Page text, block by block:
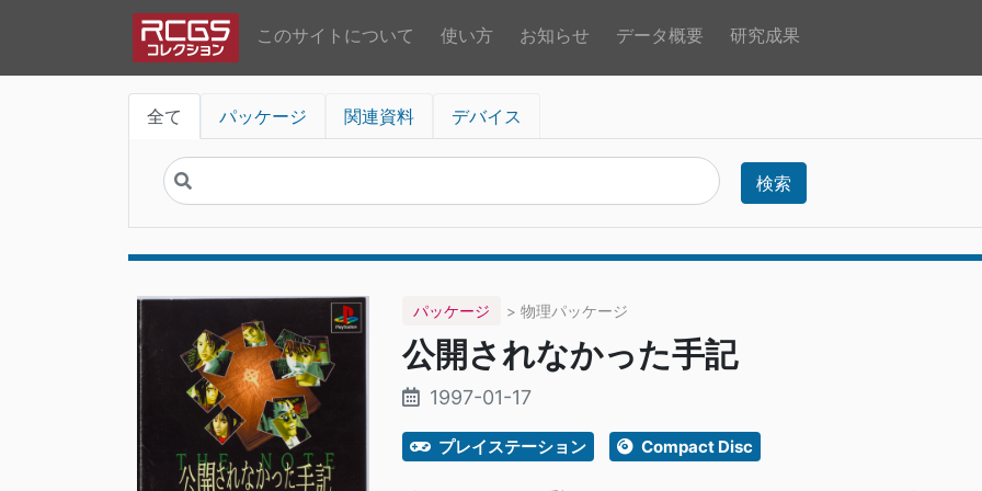
このサイトについて 使い方 お知らせ データ概要 研究成果
全て パッケージ 関連資料 デバイス
検索
パッケージ > 物理パッケージ
公開されなかった手記
1997-01-17
プレイステーション Compact Disc